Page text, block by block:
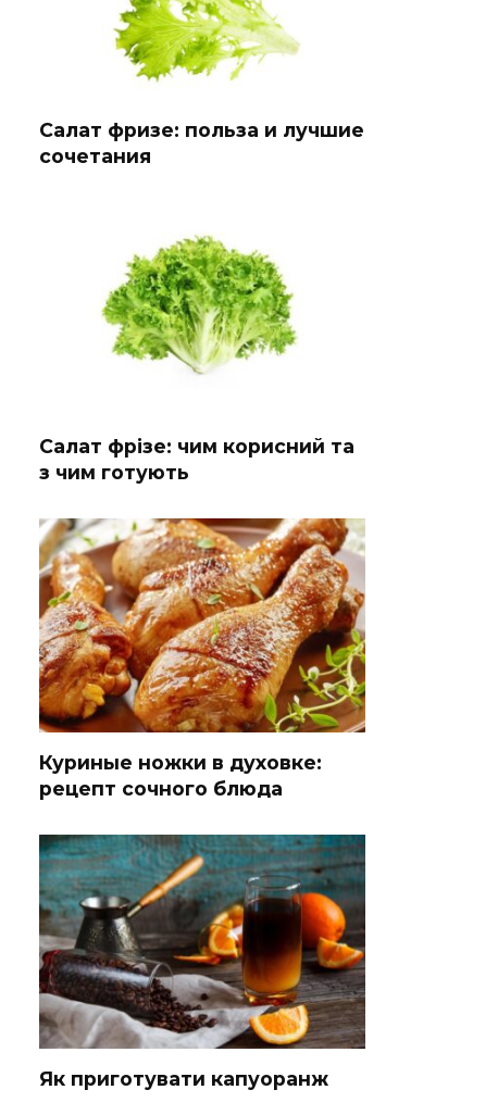
Салат фризе: польза и лучшие
сочетания
Салат фрізе: чим корисний та
з чим готують
Куриные ножки в духовке:
рецепт сочного блюда
Як приготувати капуоранж